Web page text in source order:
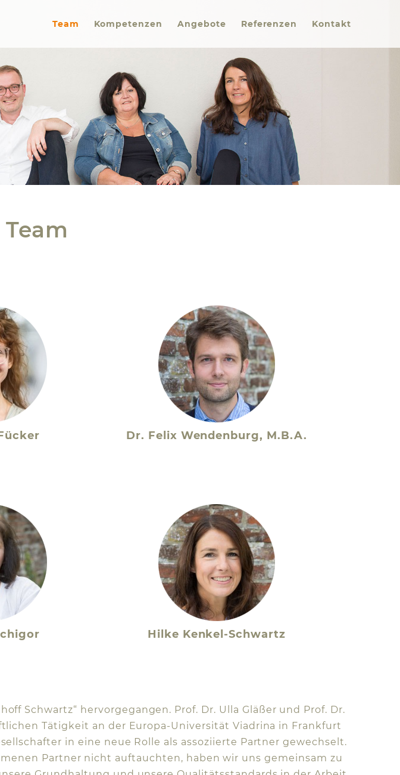
Team Kompetenzen Angebote Referenzen Kontakt
Dr. Felix Wendenburg, M.B.A.
Hilke Kenkel-Schwartz
Schwartz“ hervorgegangen. Prof. Dr. Ulla Gläßer und Prof. Dr.
Tätigkeit an der Europa-Universität Viadrina in Frankfurt
in eine neue Rolle als assoziierte Partner gewechselt.
Partner nicht auftauchten, haben wir uns gemeinsam zu